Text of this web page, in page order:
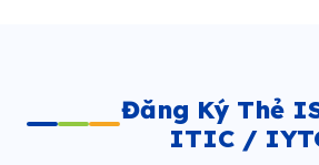
Đăng Ký Thẻ
ITIC /